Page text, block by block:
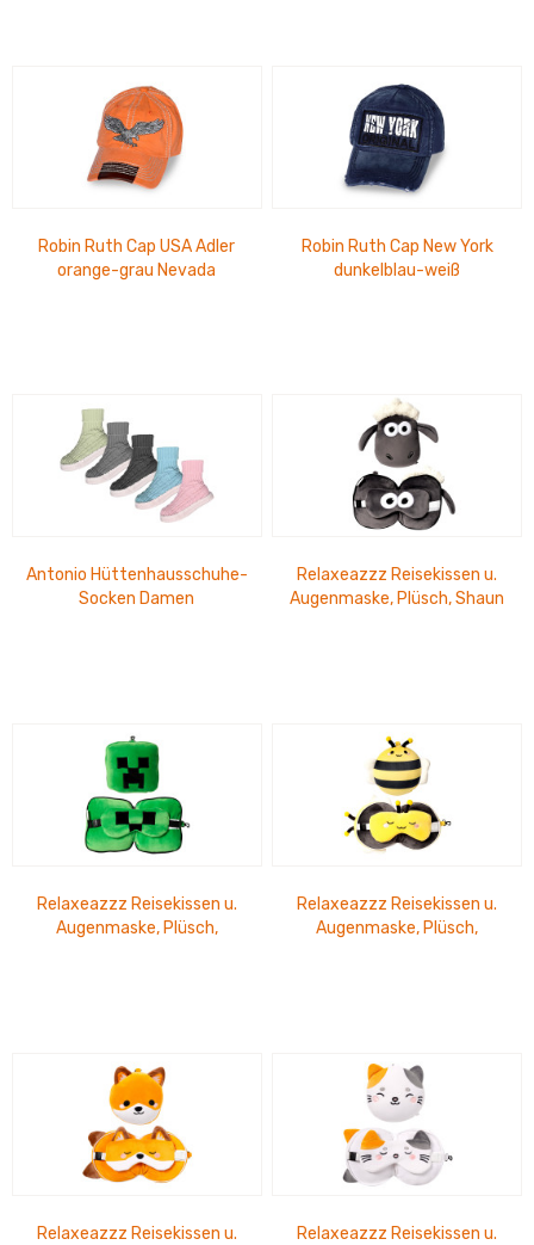
Robin Ruth Cap USA Adler
orange-grau Nevada
Robin Ruth Cap New York
dunkelblau-weiß
Antonio Hüttenhausschuhe-
Socken Damen
Relaxeazzz Reisekissen u.
Augenmaske, Plüsch, Shaun
Relaxeazzz Reisekissen u.
Augenmaske, Plüsch,
Relaxeazzz Reisekissen u.
Augenmaske, Plüsch,
Relaxeazzz Reisekissen u.
Relaxeazzz Reisekissen u.